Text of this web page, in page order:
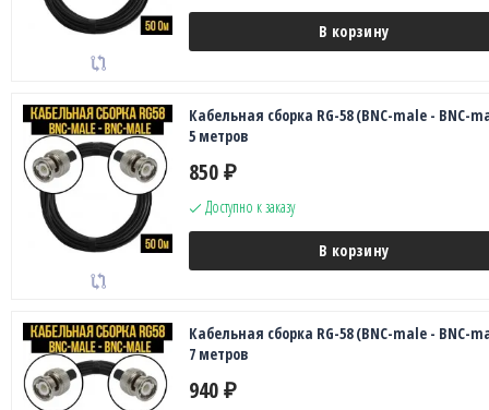
В корзину
Кабельная сборка RG-58 (BNC-male - BNC-
5 метров
850 ₽
Доступно к заказу
В корзину
Кабельная сборка RG-58 (BNC-male - BNC-
7 метров
940 ₽